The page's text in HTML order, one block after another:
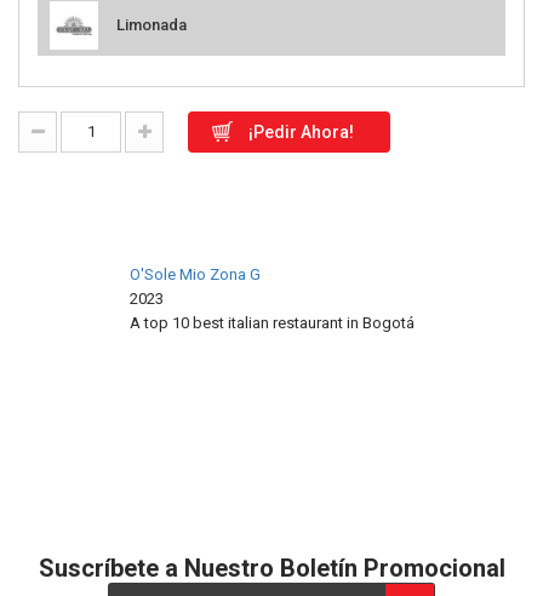
Limonada
¡Pedir Ahora!
O'Sole Mio Zona G
2023
A top 10 best italian restaurant in Bogotá
Suscríbete a Nuestro Boletín Promocional